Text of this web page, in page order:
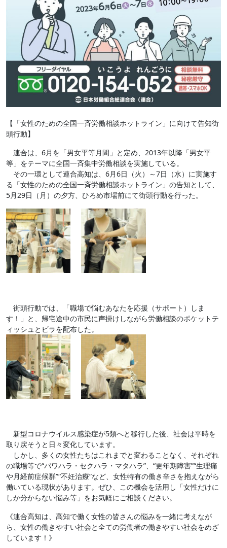
【「女性のための全国一斉労働相談ホットライン」に向けて告知街
頭行動】
連合は、6月を「男女平等月間」と定め、2013年以降「男女平
等」をテーマに全国一斉集中労働相談を実施している。
その一環として連合高知は、6月6日（火）～7日（水）に実施す
る「女性のための全国一斉労働相談ホットライン」の告知として、
5月29日（月）の夕方、ひろめ市場前にて街頭行動を行った。
街頭行動では、「職場で悩むあなたを応援（サポート）しま
す！」と、帰宅途中の市民に声掛けしながら労働相談のポケットテ
ィッシュとビラを配布した。
新型コロナウイルス感染症が5類へと移行した後、社会は平時を
取り戻そうと日々変化しています。
しかし、多くの女性たちはこれまでと変わることなく、それぞれ
の職場等で“パワハラ・セクハラ・マタハラ”、“更年期障害”“生理痛
や月経前症候群”“不妊治療”など、女性特有の働き辛さを抱えながら
働いている現状があります。ぜひ、この機会を活用し「女性だけに
しか分からない悩み等」をお気軽にご相談ください。
《連合高知は、高知で働く女性の皆さんの悩みを一緒に考えなが
ら、女性の働きやすい社会と全ての労働者の働きやすい社会をめざ
しています！》